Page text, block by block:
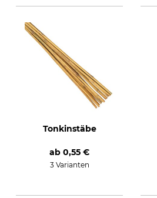
Tonkinstäbe
ab 0,55 €
3 Varianten